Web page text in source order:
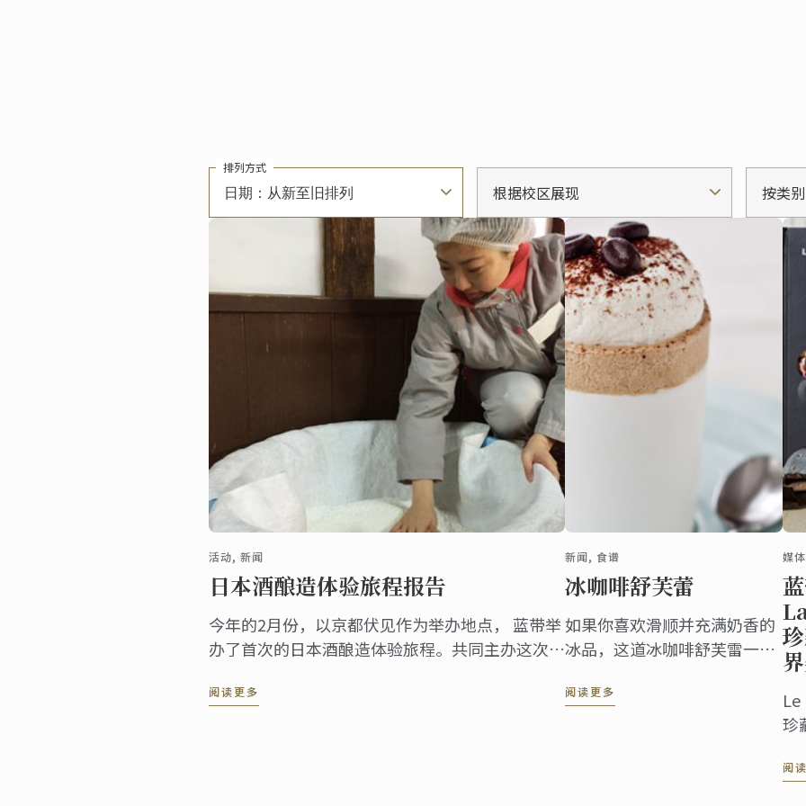
日期：从新至旧排列
排列方式
根据校区展现 按类
活动, 新闻
日本酒酿造体验旅程报告
今年的2月份，以京都伏见作为举办地点， 蓝带举
办了首次的日本酒酿造体验旅程。共同主办这次体
阅读更多
新闻, 食谱
冰咖啡舒芙蕾
如果你喜欢滑顺并充满奶香的
冰品，这道冰咖啡舒芙雷一定
天里是一道非常适合消暑的完
阅读更多
媒
珍
评
阅